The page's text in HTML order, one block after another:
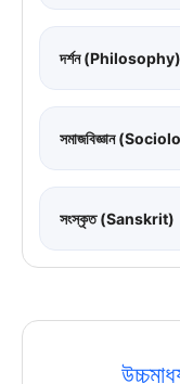
দর্শন (Philosophy)
সমাজবিজ্ঞান
সংস্কৃত (Sanskrit)